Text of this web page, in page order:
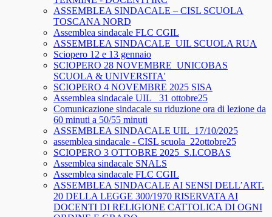
ASSEMBLEA SINDACALE – CISL SCUOLA
TOSCANA NORD
Assemblea sindacale FLC CGIL
ASSEMBLEA SINDACALE_UIL SCUOLA RUA
Sciopero 12 e 13 gennaio
SCIOPERO 28 NOVEMBRE_UNICOBAS
SCUOLA & UNIVERSITA'
SCIOPERO 4 NOVEMBRE 2025 SISA
Assemblea sindacale UIL_ 31 ottobre25
Comunicazione sindacale su riduzione ora di lezione da
60 minuti a 50/55 minuti
ASSEMBLEA SINDACALE UIL_17/10/2025
assemblea sindacale - CISL scuola_22ottobre25
SCIOPERO 3 OTTOBRE 2025_S.I.COBAS
Assemblea sindacale SNALS
Assemblea sindacale FLC CGIL
ASSEMBLEA SINDACALE AI SENSI DELL’ART.
20 DELLA LEGGE 300/1970 RISERVATA AI
DOCENTI DI RELIGIONE CATTOLICA DI OGNI